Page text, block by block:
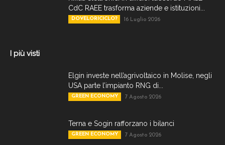
CdC RAEE trasforma aziende e istituzioni...
DOVELORICICLO? 16 Luglio 2026
I più visti
Elgin investe nell’agrivoltaico in Molise, negli
USA parte l’impianto RNG di...
GREEN ECONOMY 7 Agosto 2026
Terna e Sogin rafforzano i bilanci
GREEN ECONOMY 7 Agosto 2026